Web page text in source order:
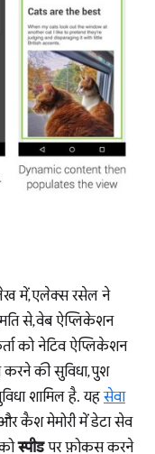
में, एलेक्स रसेल ने
से, वेब ऐप्लिकेशन
को नेटिव ऐप्लिकेशन
की सुविधा, पुश
शामिल है. यहसेवा
कैश मेमोरी में डेटा सेव
स्पीडपर फ़ोकस करने